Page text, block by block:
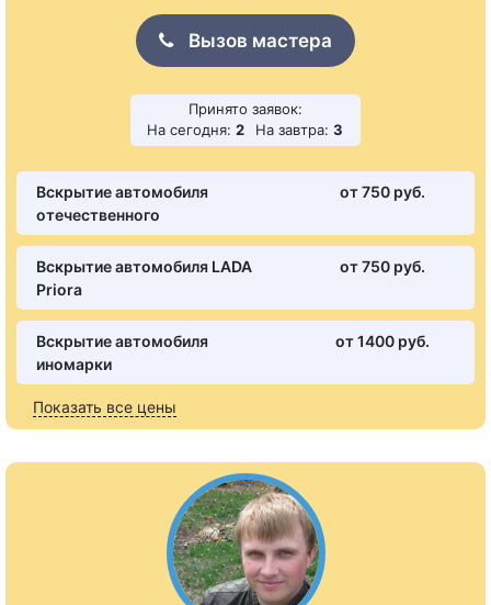
Вызов мастера
Принято заявок:
На сегодня: 2 На завтра: 3
Вскрытие автомобиля
отечественного
от 750 pуб.
Вскрытие автомобиля LADA
Priora
от 750 pуб.
Вскрытие автомобиля
иномарки
от 1400 pуб.
Показать все цены